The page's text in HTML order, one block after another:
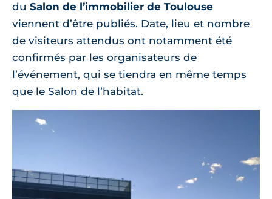
du Salon de l’immobilier de Toulouse
viennent d’être publiés. Date, lieu et nombre
de visiteurs attendus ont notamment été
confirmés par les organisateurs de
l’événement, qui se tiendra en même temps
que le Salon de l’habitat.